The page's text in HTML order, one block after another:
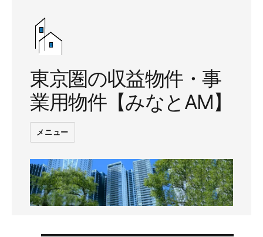
東京圏の収益物件・事
業用物件【みなとAM】
メニュー